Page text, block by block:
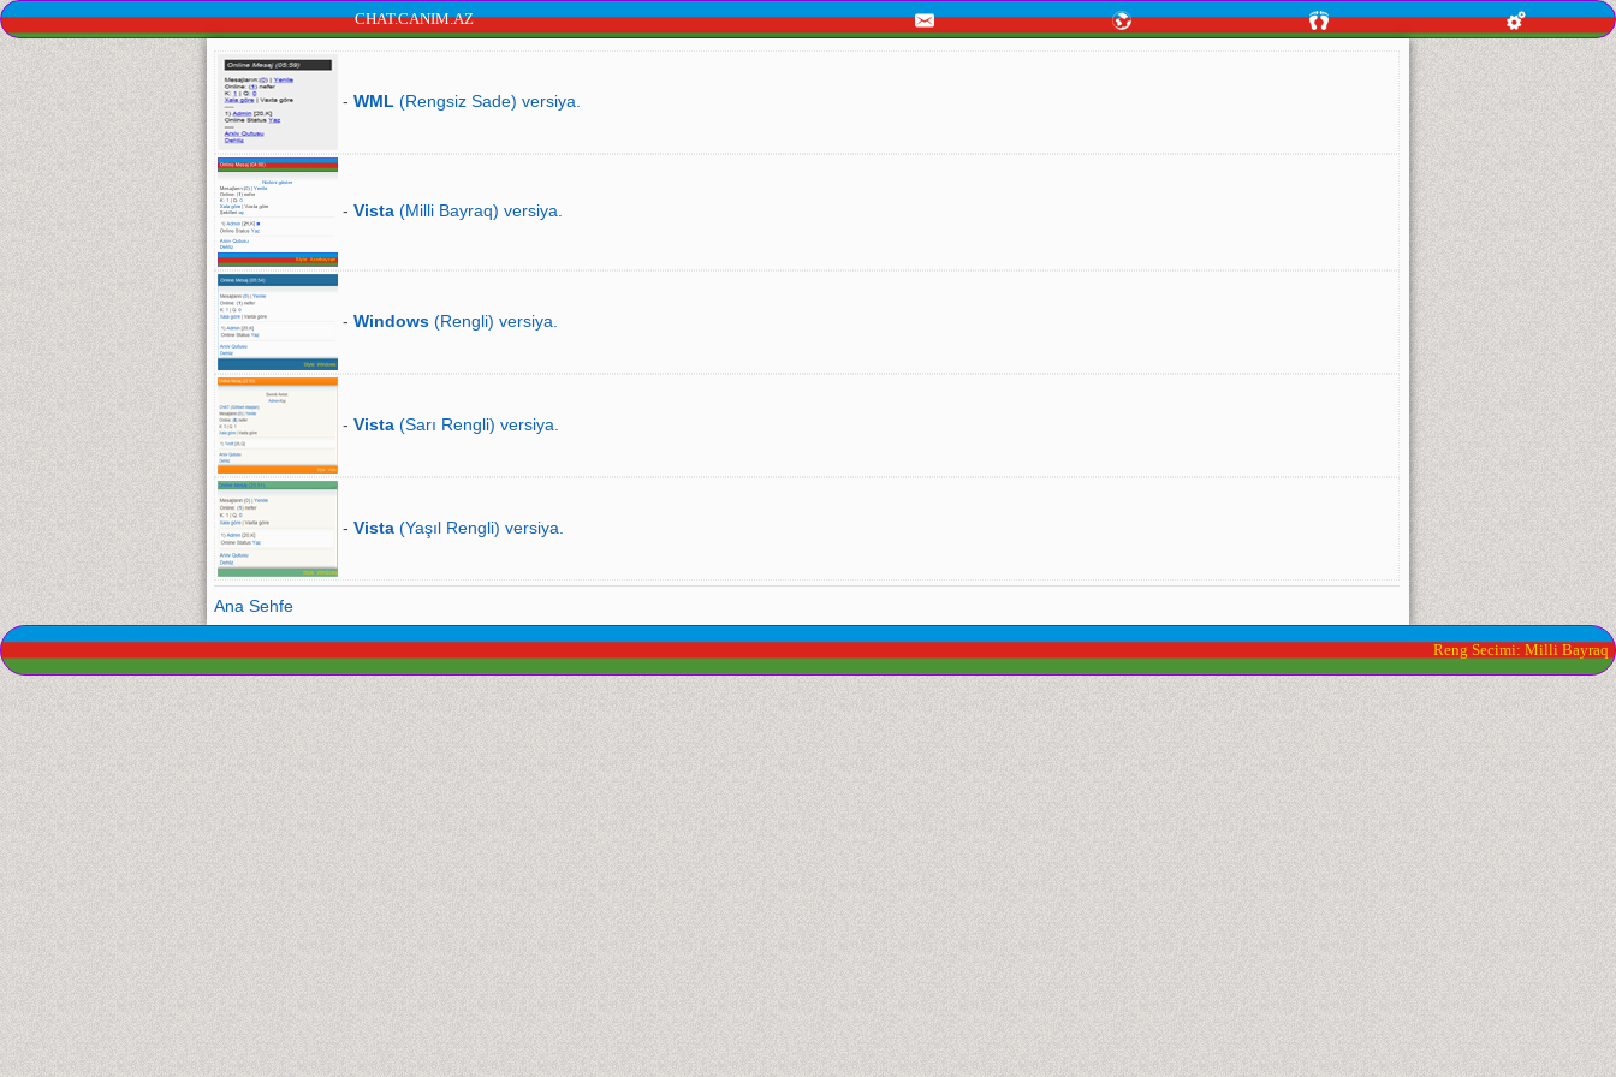
CHAT.CANIM.AZ
- WML (Rengsiz Sade) versiya.
- Vista (Milli Bayraq) versiya.
- Windows (Rengli) versiya.
- Vista (Sarı Rengli) versiya.
- Vista (Yaşıl Rengli) versiya.
Ana Sehfe
Reng Secimi: Milli Bayraq